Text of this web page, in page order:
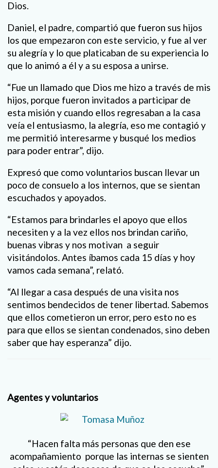
Dios.
Daniel, el padre, compartió que fueron sus hijos
los que empezaron con este servicio, y fue al ver
su alegría y lo que platicaban de su experiencia lo
que lo animó a él y a su esposa a unirse.
“Fue un llamado que Dios me hizo a través de mis
hijos, porque fueron invitados a participar de
esta misión y cuando ellos regresaban a la casa
veía el entusiasmo, la alegría, eso me contagió y
me permitió interesarme y busqué los medios
para poder entrar”, dijo.
Expresó que como voluntarios buscan llevar un
poco de consuelo a los internos, que se sientan
escuchados y apoyados.
“Estamos para brindarles el apoyo que ellos
necesiten y a la vez ellos nos brindan cariño,
buenas vibras y nos motivan a seguir
visitándolos. Antes íbamos cada 15 días y hoy
vamos cada semana”, relató.
“Al llegar a casa después de una visita nos
sentimos bendecidos de tener libertad. Sabemos
que ellos cometieron un error, pero esto no es
para que ellos se sientan condenados, sino deben
saber que hay esperanza” dijo.
Agentes y voluntarios
“Hacen falta más personas que den ese
acompañamiento porque las internas se sienten